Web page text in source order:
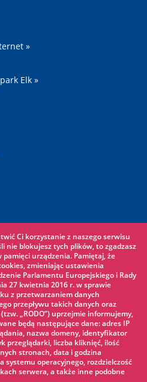
»
Elk »
Ci korzystanie z naszego serwisu
nie blokujesz tych plików, to zgadzasz
urządzenia. Pamiętaj, że
zmieniając ustawienia
Parlamentu Europejskiego i Rady
27 kwietnia 2016 r. w sprawie
z przetwarzaniem danych
przepływu takich danych oraz
„RODO”) uprzejmie informujemy,
będą następujące dane: adres IP
nazwa domeny, identyfikator
przeglądarki, liczba kliknięć, ilość
stronach, data i godzina
systemu operacyjnego, rozdzielczość
serwera, a także inne podobne